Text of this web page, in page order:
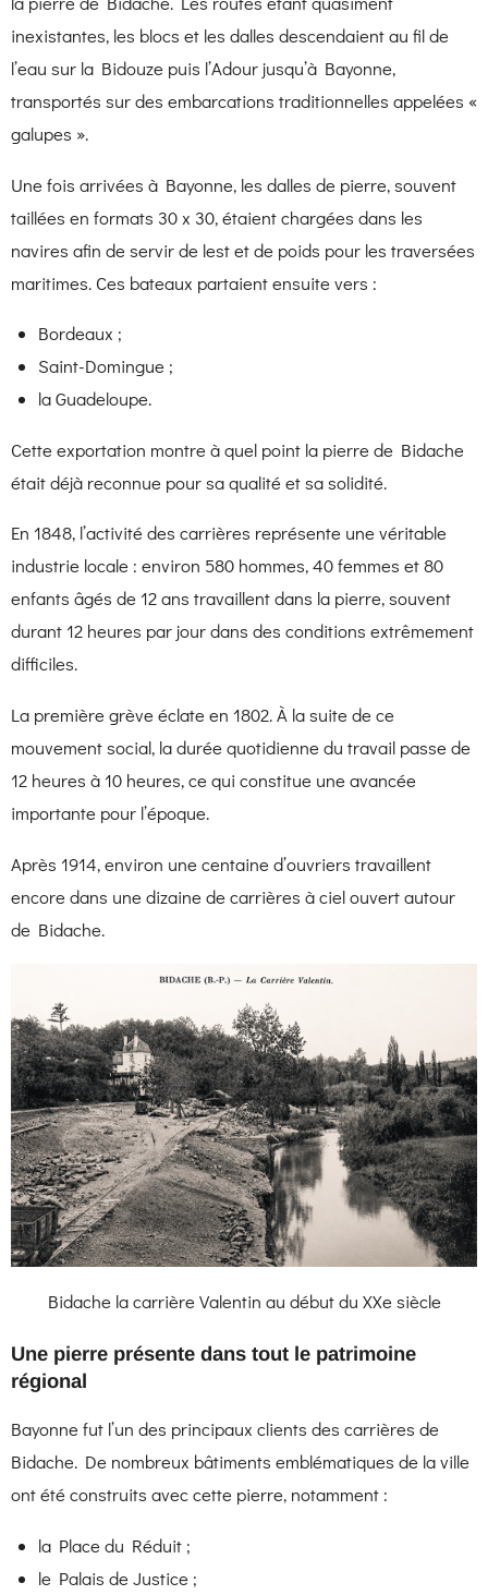
inexistantes, les blocs et les dalles descendaient au fil de
l’eau sur la Bidouze puis l’Adour jusqu’à Bayonne,
transportés sur des embarcations traditionnelles appelées «
galupes ».
Une fois arrivées à Bayonne, les dalles de pierre, souvent
taillées en formats 30 x 30, étaient chargées dans les
navires afin de servir de lest et de poids pour les traversées
maritimes. Ces bateaux partaient ensuite vers :
Bordeaux ;
Saint-Domingue ;
la Guadeloupe.
Cette exportation montre à quel point la pierre de Bidache
était déjà reconnue pour sa qualité et sa solidité.
En 1848, l’activité des carrières représente une véritable
industrie locale : environ 580 hommes, 40 femmes et 80
enfants âgés de 12 ans travaillent dans la pierre, souvent
durant 12 heures par jour dans des conditions extrêmement
difficiles.
La première grève éclate en 1802. À la suite de ce
mouvement social, la durée quotidienne du travail passe de
12 heures à 10 heures, ce qui constitue une avancée
importante pour l’époque.
Après 1914, environ une centaine d’ouvriers travaillent
encore dans une dizaine de carrières à ciel ouvert autour
de Bidache.
Bidache la carrière Valentin au début du XXe siècle
Une pierre présente dans tout le patrimoine
régional
Bayonne fut l’un des principaux clients des carrières de
Bidache. De nombreux bâtiments emblématiques de la ville
ont été construits avec cette pierre, notamment :
la Place du Réduit ;
le Palais de Justice ;